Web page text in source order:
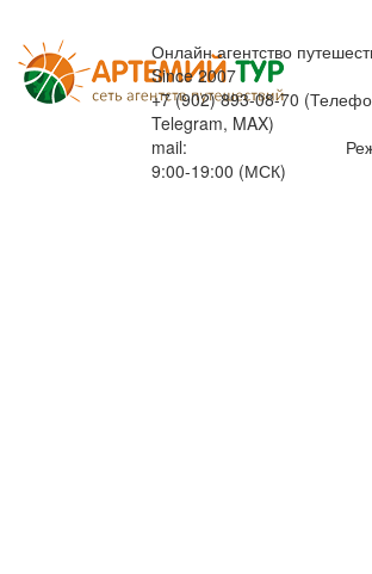
Онлайн агентство
Since 2007
+7 (902) 893-08-70
Telegram, MAX)
mail:
9:00-19:00 (МСК)